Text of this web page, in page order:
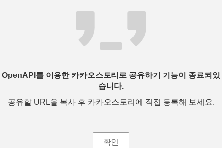
OpenAPI를 이용한 카카오스토리로 공유하기 기능이 종료되었
습니다.
공유할 URL을 복사 후 카카오스토리에 직접 등록해 보세요.
확인